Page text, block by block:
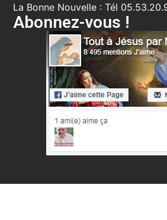
La Bonne Nouvelle : Tél
Abonnez-vous !